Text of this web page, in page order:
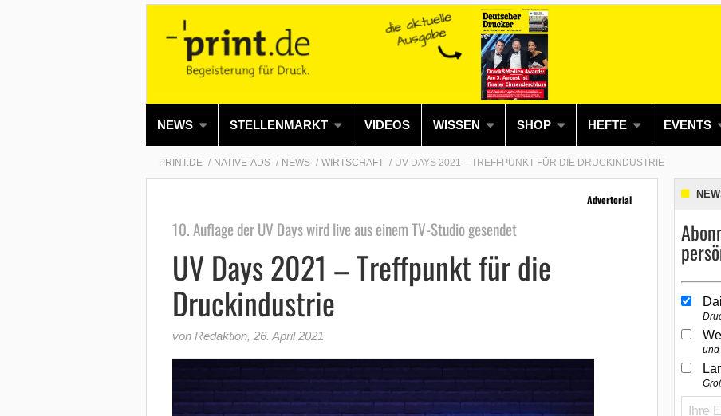
NEWS STELLENMARKT VIDEOS WISSEN SHOP HEFTE EVENTS
PRINT.DE NATIVE-ADS NEWS WIRTSCHAFT UV DAYS 2021 – TREFFPUNKT FÜR DIE DRUCKINDUSTRIE
Advertorial
10. Auflage der UV Days wird live aus einem TV-Studio gesendet
UV Days 2021 – Treffpunkt für die
Druckindustrie
von Redaktion, 26. April 2021
und